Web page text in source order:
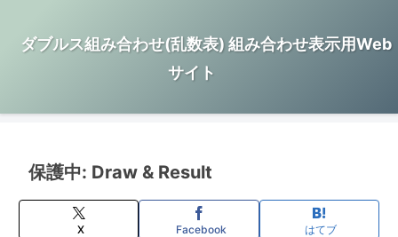
ダブルス組み合わせ(乱数表) 組み合わせ表示用Web
サイト
保護中: Draw & Result
X Facebook はてブ